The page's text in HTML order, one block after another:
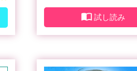
試し読み